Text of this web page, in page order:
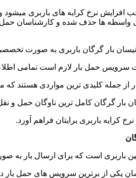
افزایش نرخ کرایه های باربری میشود
واسطه ها حذف شده و کارشناسان حمل و
بار گرگان باربری به صورت تخصصی
حمل بار لازم است تمامی
از جمله کلیدی ترین مواردی هستند که
بار گرگان کامل ترین ناوگان حمل و
نرخ کرایه باربری برایتان فراهم آورد.
باربری است که برای ارسال بار به
یکی از برترین سرویس های حمل بار